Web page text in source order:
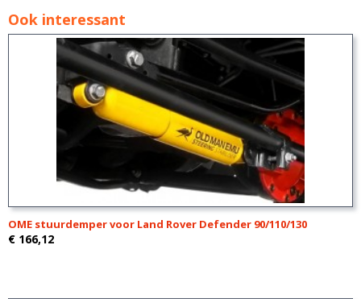
Ook interessant
OME stuurdemper voor Land Rover Defender 90/110/130
€ 166,12